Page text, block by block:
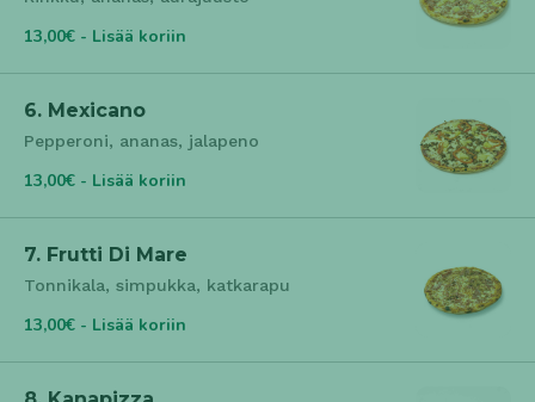
13,00€ - Lisää koriin
6. Mexicano
Pepperoni, ananas, jalapeno
13,00€ - Lisää koriin
7. Frutti Di Mare
Tonnikala, simpukka, katkarapu
13,00€ - Lisää koriin